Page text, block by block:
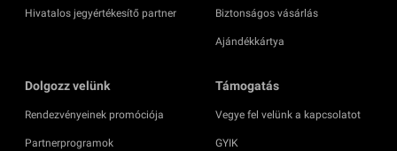
Hivatalos jegyértékesítő partner Biztonságos vásárlás
Ajándékkártya
Dolgozz velünk
Rendezvényeinek promóciója
Partnerprogramok
Támogatás
Vegye fel velünk a kapcsolatot
GYIK